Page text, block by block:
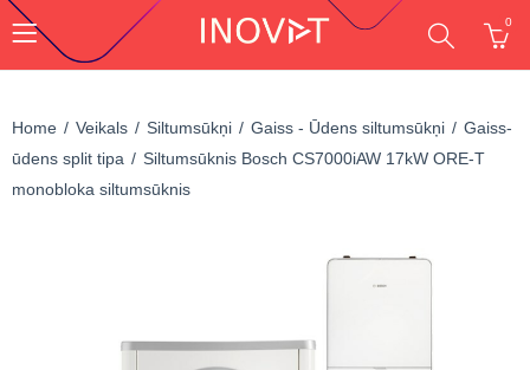
0
Home Veikals Siltumsūkņi Gaiss - Ūdens siltumsūkņi
Gaiss-
ūdens split tipa
Siltumsūknis Bosch CS7000iAW 17kW ORE-T
monobloka siltumsūknis